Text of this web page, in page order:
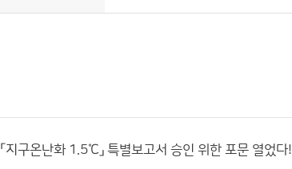
「지구온난화 1.5℃」 특별보고서 승인 위한 포문 열었다!